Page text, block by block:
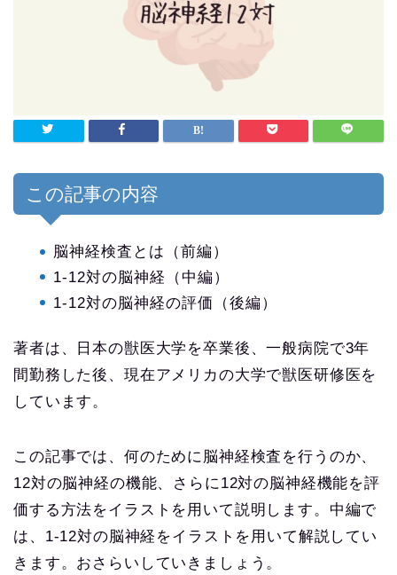
この記事の内容
脳神経検査とは（前編）
1-12対の脳神経（中編）
1-12対の脳神経の評価（後編）
著者は、日本の獣医大学を卒業後、一般病院で3年
間勤務した後、現在アメリカの大学で獣医研修医を
しています。
この記事では、何のために脳神経検査を行うのか、
12対の脳神経の機能、さらに12対の脳神経機能を評
価する方法をイラストを用いて説明します。中編で
は、1-12対の脳神経をイラストを用いて解説してい
きます。おさらいしていきましょう。